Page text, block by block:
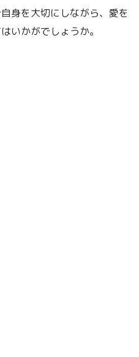
身を大切にしながら、愛を
いかがでしょうか。